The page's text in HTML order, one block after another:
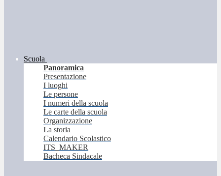
Scuola
Panoramica
Presentazione
I luoghi
Le persone
I numeri della scuola
Le carte della scuola
Organizzazione
La storia
Calendario Scolastico
ITS_MAKER
Bacheca Sindacale